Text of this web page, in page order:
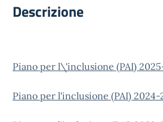
Descrizione
Piano per l\'inclusione (PAI)
Piano per l'inclusione (PAI)